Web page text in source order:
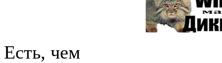
Есть, чем